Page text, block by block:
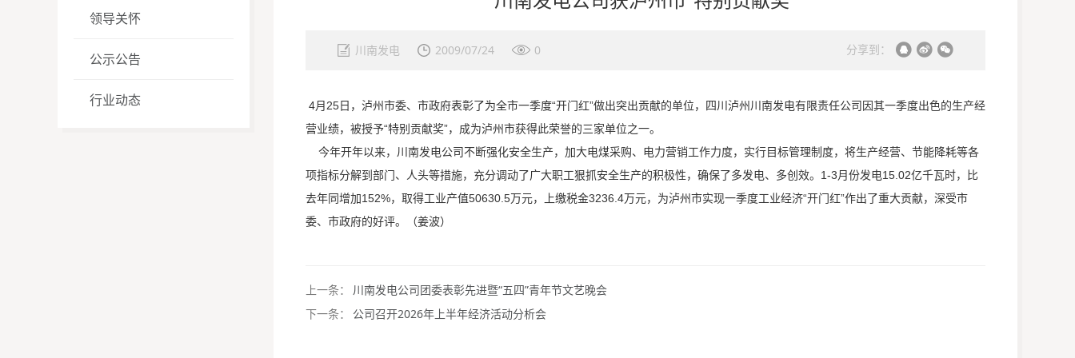
领导关怀
公示公告
行业动态
川南发电 2009/07/24 0 分享到：
4月25日，泸州市委、市政府表彰了为全市一季度“开门红”做出突出贡献的单位，四川泸州川南发电有限责任公司因其一季度出色的生产经
营业绩，被授予“特别贡献奖”，成为泸州市获得此荣誉的三家单位之一。
今年开年以来，川南发电公司不断强化安全生产，加大电煤采购、电力营销工作力度，实行目标管理制度，将生产经营、节能降耗等各
项指标分解到部门、人头等措施，充分调动了广大职工狠抓安全生产的积极性，确保了多发电、多创效。1-3月份发电15.02亿千瓦时，比
去年同增加152%，取得工业产值50630.5万元，上缴税金3236.4万元，为泸州市实现一季度工业经济“开门红”作出了重大贡献，深受市
委、市政府的好评。（姜波）
上一条：
川南发电公司团委表彰先进暨“五四”青年节文艺晚会
下一条：
公司召开2026年上半年经济活动分析会